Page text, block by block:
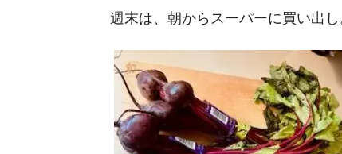
週末は、朝からスーパーに買い出し